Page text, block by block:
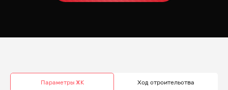
Параметры ЖК Ход строительства